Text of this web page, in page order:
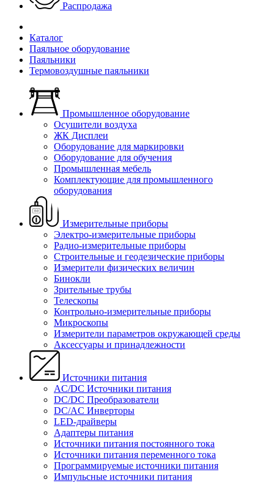
Распродажа
Каталог
Паяльное оборудование
Паяльники
Термовоздушные паяльники
Промышленное оборудование
Осушители воздуха
ЖК Дисплеи
Оборудование для маркировки
Оборудование для обучения
Промышленная мебель
Комплектующие для промышленного
оборудования
Измерительные приборы
Электро-измерительные приборы
Радио-измерительные приборы
Строительные и геодезические приборы
Измерители физических величин
Бинокли
Зрительные трубы
Телескопы
Контрольно-измерительные приборы
Микроскопы
Измерители параметров окружающей среды
Аксессуары и принадлежности
Источники питания
AC/DC Источники питания
DC/DC Преобразователи
DC/AC Инверторы
LED-драйверы
Адаптеры питания
Источники питания постоянного тока
Источники питания переменного тока
Программируемые источники питания
Импульсные источники питания